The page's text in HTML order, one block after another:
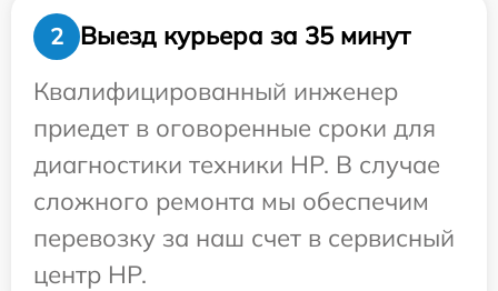
2
Выезд курьера за 35 минут
Квалифицированный инженер
приедет в оговоренные сроки для
диагностики техники HP. В случае
сложного ремонта мы обеспечим
перевозку за наш счет в сервисный
центр HP.